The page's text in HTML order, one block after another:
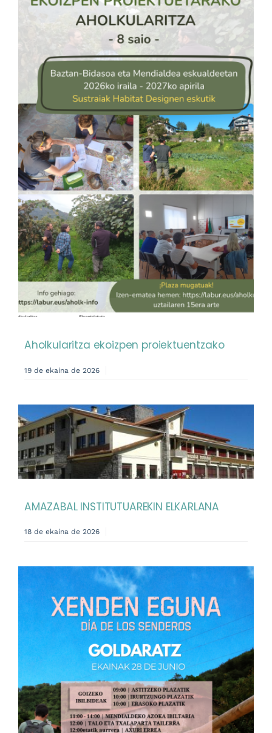
Aholkularitza ekoizpen proiektuentzako
19 de ekaina de 2026
AMAZABAL INSTITUTUAREKIN ELKARLANA
18 de ekaina de 2026